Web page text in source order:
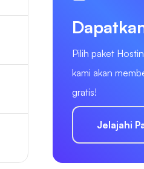
Pilih paket
kami akan
gratis!
Jelajahi